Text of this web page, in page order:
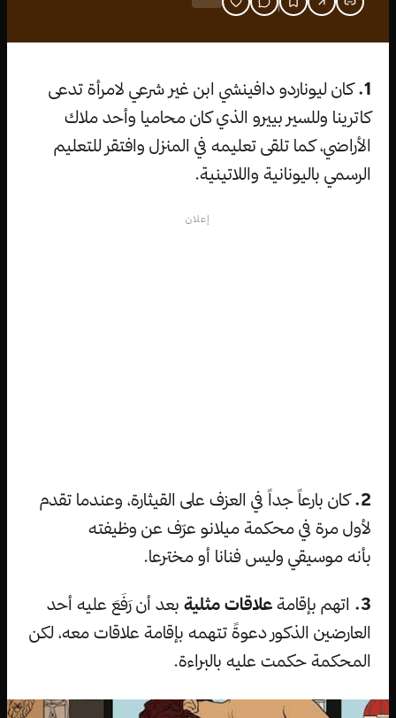
1. كان ليوناردو دافينشي ابن غير شرعي لامرأة تدعى
كاترينا وللسير بييرو الذي كان محاميا وأحد ملاك
الأراضي، كما تلقى تعليمه في المنزل وافتقر للتعليم
الرسمي باليونانية واللاتينية.
إعلان
2. كان بارعاً جداً في العزف على القيثارة، وعندما تقدم
لأول مرة في محكمة ميلانو عرّف عن وظيفته
بأنه موسيقي وليس فنانا أو مخترعا.
3. اتهم بإقامة علاقات مثلية بعد أن رَفَعَ عليه أحد
العارضين الذكور دعوةً تتهمه بإقامة علاقات معه، لكن
المحكمة حكمت عليه بالبراءة.